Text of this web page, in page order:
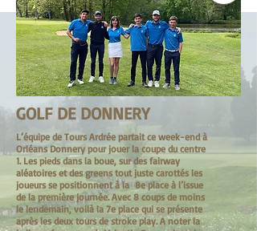
GOLF DE DONNERY
L’équipe de Tours Ardrée partait ce week-end à
Orléans Donnery pour jouer la coupe du centre
1. Les pieds dans la boue, sur des fairway
aléatoires et des greens tout juste carottés les
joueurs se positionnent à la 8e place à l’issue
de la première journée. Avec 8 coups de moins
le lendemain, voilà la 7e place qui se présente
après les deux tours de stroke play. A noter la